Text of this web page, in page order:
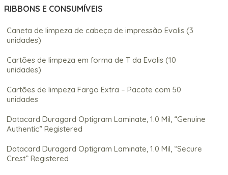
RIBBONS E CONSUMÍVEIS
Caneta de limpeza de cabeça de impressão Evolis (3
unidades)
Cartões de limpeza em forma de T da Evolis (10
unidades)
Cartões de limpeza Fargo Extra – Pacote com 50
unidades
Datacard Duragard Optigram Laminate, 1.0 Mil, “Genuine
Authentic” Registered
Datacard Duragard Optigram Laminate, 1.0 Mil, “Secure
Crest” Registered